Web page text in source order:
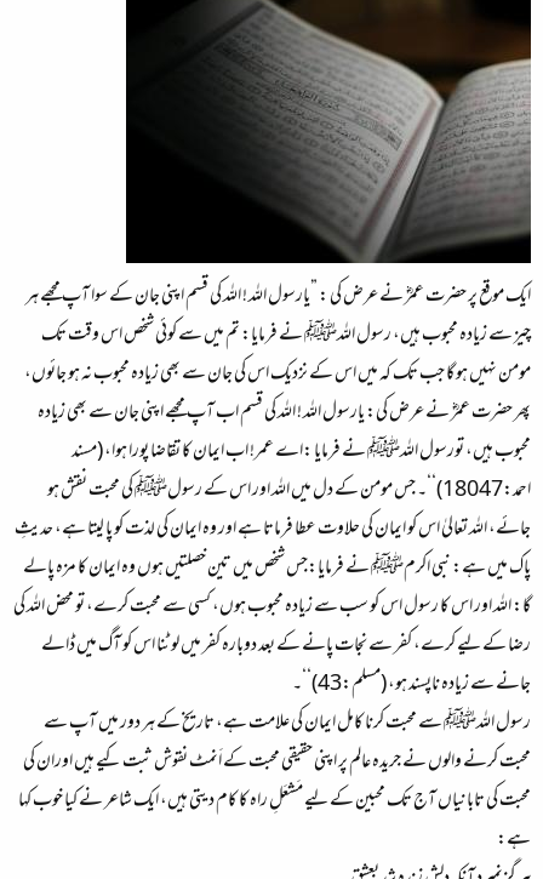
ایک موقع پر حضرت عمرؓ نے عرض کی : ”یارسول اللہ ! اللہ کی قسم اپنی جان کے سوا آپ مجھے ہر
چیز سے زیادہ محبوب ہیں، رسول اللہﷺ نے فرمایا: تم میں سے کوئی شخص اس وقت تک
مومن نہیں ہو گا جب تک کہ میں اس کے نزدیک اس کی جان سے بھی زیادہ محبوب نہ ہو جائوں،
پھر حضرت عمرؓ نے عرض کی: یارسول اللہ ! اللہ کی قسم اب آپ مجھے اپنی جان سے بھی زیادہ
محبوب ہیں، تورسول اللہﷺ نے فرمایا :اے عمر! اب ایمان کا تقاضا پورا ہوا، (مسند
احمد:18047)‘‘۔ جس مومن کے دل میں اللہ اور اس کے رسولﷺ کی محبت نقش ہو
جائے، اللہ تعالیٰ اس کو ایمان کی حلاوت عطا فرماتا ہے اور وہ ایمان کی لذت کو پا لیتا ہے، حدیثِ
پاک میں ہے: نبی اکرمﷺ نے فرمایا:جس شخص میں تین خصلتیں ہوں وہ ایمان کا مزہ پالے
گا: اللہ اور اس کا رسول اس کو سب سے زیادہ محبوب ہوں، کسی سے محبت کرے، تو محض اللہ کی
رضا کے لیے کرے، کفر سے نجات پانے کے بعد دوبارہ کفر میں لوٹنا اس کو آگ میں ڈالے
جانے سے زیادہ ناپسند ہو، (مسلم:43)‘‘۔
رسول اللہﷺ سے محبت کرنا کامل ایمان کی علامت ہے، تاریخ کے ہر دور میں آپ سے
محبت کرنے والوں نے جریدہ عالم پر اپنی حقیقی محبت کے اَنمٹ نقوش ثبت کیے ہیں اوران کی
محبت کی تابانیاں آج تک محبین کے لیے مَشعَلِ راہ کا کام دیتی ہیں، ایک شاعر نے کیا خوب کہا
ہے: